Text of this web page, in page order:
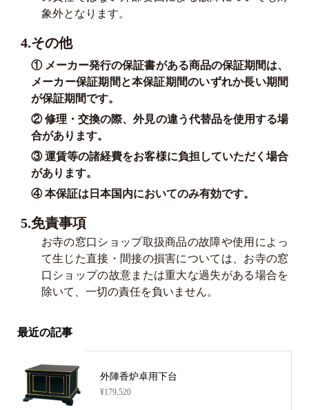
象外となります。
4.その他
① メーカー発行の保証書がある商品の保証期間は、
メーカー保証期間と本保証期間のいずれか長い期間
が保証期間です。
② 修理・交換の際、外見の違う代替品を使用する場
合があります。
③ 運賃等の諸経費をお客様に負担していただく場合
があります。
④ 本保証は日本国内においてのみ有効です。
5.免責事項
お寺の窓口ショップ取扱商品の故障や使用によっ
て生じた直接・間接の損害については、お寺の窓
口ショップの故意または重大な過失がある場合を
除いて、一切の責任を負いません。
最近の記事
外陣香炉卓用下台
¥179,520